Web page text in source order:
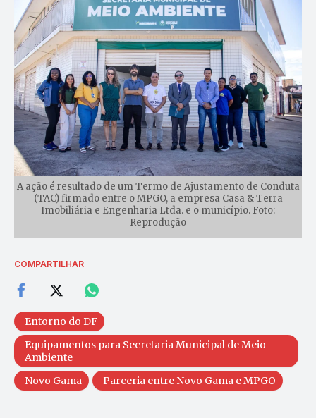
A ação é resultado de um Termo de Ajustamento de Conduta
(TAC) firmado entre o MPGO, a empresa Casa & Terra
Imobiliária e Engenharia Ltda. e o município. Foto:
Reprodução
COMPARTILHAR
Entorno do DF
Equipamentos para Secretaria Municipal de Meio
Ambiente
Novo Gama
Parceria entre Novo Gama e MPGO